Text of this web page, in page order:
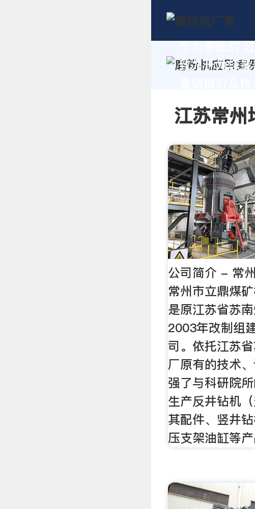
致力于为您量
江苏常州
公司简介 - 常
常州市立鼎煤
是原江苏省苏
2003年改制组
司。依托江苏
厂原有的技术
强了与科研院
生产反井钻机
其配件、竖井
压支架油缸等产